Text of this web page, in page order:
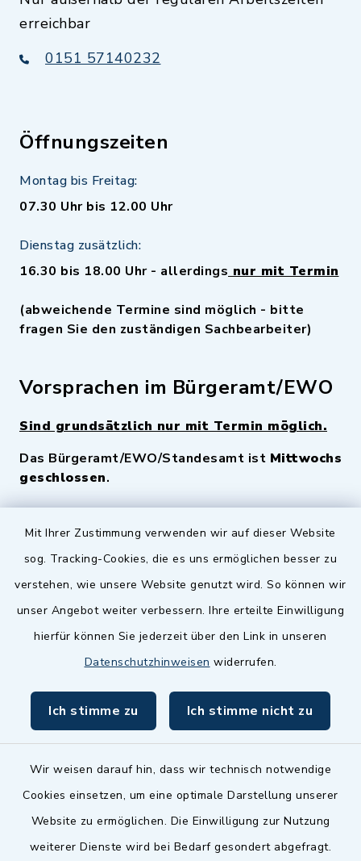
Mit Ihrer Zustimmung verwenden wir auf dieser Website
sog. Tracking-Cookies, die es uns ermöglichen besser zu
verstehen, wie unsere Website genutzt wird. So können wir
unser Angebot weiter verbessern. Ihre erteilte Einwilligung
hierfür können Sie jederzeit über den Link in unseren
Datenschutzhinweisen widerrufen.
Ich stimme zu Ich stimme nicht zu
Wir weisen darauf hin, dass wir technisch notwendige
Cookies einsetzen, um eine optimale Darstellung unserer
Website zu ermöglichen. Die Einwilligung zur Nutzung
weiterer Dienste wird bei Bedarf gesondert abgefragt.
erreichbar
0151 57140232
Öffnungszeiten
Montag bis Freitag:
07.30 Uhr bis 12.00 Uhr
Dienstag zusätzlich:
16.30 bis 18.00 Uhr - allerdings nur mit Termin
(abweichende Termine sind möglich - bitte
fragen Sie den zuständigen Sachbearbeiter)
Vorsprachen im Bürgeramt/EWO
Sind grundsätzlich nur mit Termin möglich.
Das Bürgeramt/EWO/Standesamt ist Mittwochs
geschlossen.
Quicklinks
Zenngrund Allianz
Dillenberggruppe
inixmedia GmbH